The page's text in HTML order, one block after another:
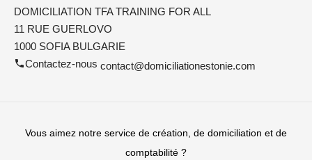
DOMICILIATION TFA TRAINING FOR ALL
11 RUE GUERLOVO
1000 SOFIA BULGARIE
Contactez-nous contact@domiciliationestonie.com
Vous aimez notre service de création, de domiciliation et de
comptabilité ?